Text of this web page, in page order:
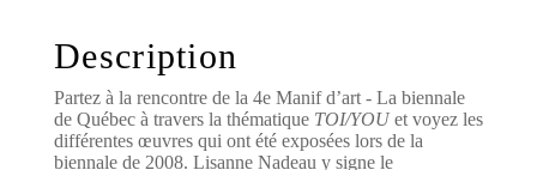
Description
Partez à la rencontre de la 4e Manif d’art - La biennale
de Québec à travers la thématique TOI/YOUet voyez les
différentes œuvres qui ont été exposées lors de la
biennale de 2008. Lisanne Nadeau y signe le